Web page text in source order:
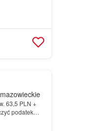
63,5 PLN +
podatek